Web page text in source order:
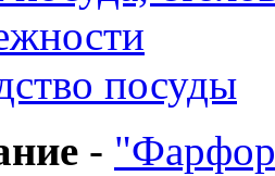
посуды
-